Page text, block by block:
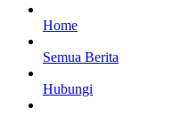
Home
Semua Berita
Hubungi